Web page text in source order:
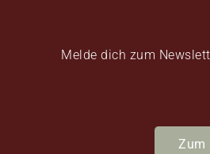
Melde dich zum
Zum